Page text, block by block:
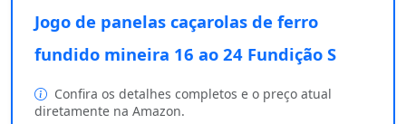
Jogo de panelas caçarolas de ferro
fundido mineira 16 ao 24 Fundição S
Confira os detalhes completos e o preço atual
diretamente na Amazon.